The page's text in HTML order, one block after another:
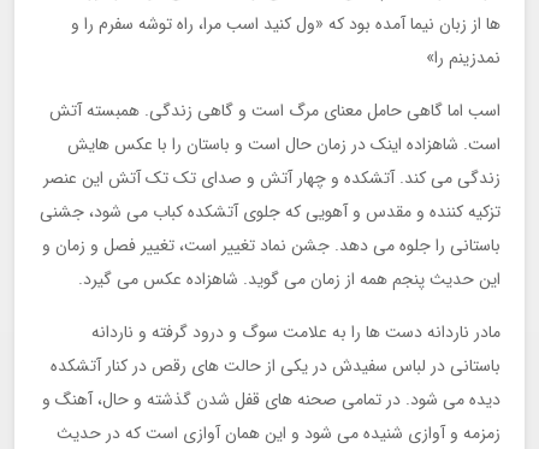
ها از زبان نیما آمده بود که «ول کنید اسب مرا، راه توشه سفرم را و
نمدزینم را»
اسب اما گاهی حامل معنای مرگ است و گاهی زندگی. همبسته آتش
است. شاهزاده اینک در زمان حال است و باستان را با عکس هایش
زندگی می کند. آتشکده و چهار آتش و صدای تک تک آتش این عنصر
تزکیه کننده و مقدس و آهویی که جلوی آتشکده کباب می شود، جشنی
باستانی را جلوه می دهد. جشن نماد تغییر است، تغییر فصل و زمان و
این حدیث پنجم همه از زمان می گوید. شاهزاده عکس می گیرد.
مادر ناردانه دست ها را به علامت سوگ و درود گرفته و ناردانه
باستانی در لباس سفیدش در یکی از حالت های رقص در کنار آتشکده
دیده می شود. در تمامی صحنه های قفل شدن گذشته و حال، آهنگ و
زمزمه و آوازی شنیده می شود و این همان آوازی است که در حدیث